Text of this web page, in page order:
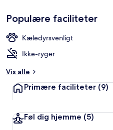
Populære faciliteter
Kæledyrsvenligt
Ikke-ryger
Vis alle
Primære faciliteter (9)
Føl dig hjemme (5)